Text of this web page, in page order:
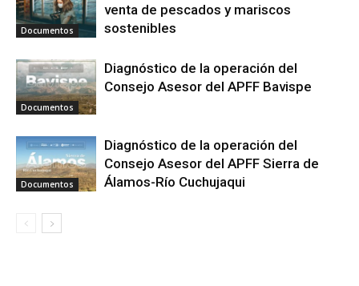
Documentos
venta de pescados y mariscos
sostenibles
Documentos
Diagnóstico de la operación del
Consejo Asesor del APFF Bavispe
Documentos
Diagnóstico de la operación del
Consejo Asesor del APFF Sierra de
Álamos-Río Cuchujaqui